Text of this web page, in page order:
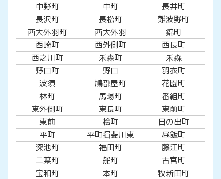
中野町
中町
長井町
長沢町
長松町
難波野町
西大外羽町
西大外羽
錦町
西崎町
西外側町
西長町
西之川町
禾森町
禾森
野口町
野口
羽衣町
波須
鳩部屋町
花園町
林町
馬場町
番組町
東外側町
東長町
東前町
東前
桧町
日の出町
平町
平町揖斐川東
昼飯町
深池町
福田町
藤江町
二葉町
船町
古宮町
宝和町
本町
牧新田町